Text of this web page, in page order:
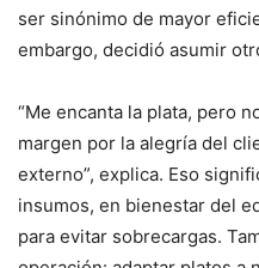
ser sinónimo de mayor
embargo, decidió asumir
“Me encanta la plata, pero
margen por la alegría del
externo”, explica. Eso
insumos, en bienestar del
para evitar sobrecargas.